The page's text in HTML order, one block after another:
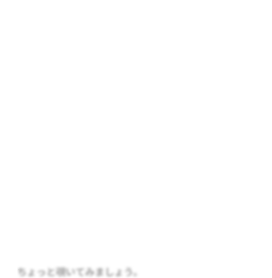
ちょっと覗いてみましょう。